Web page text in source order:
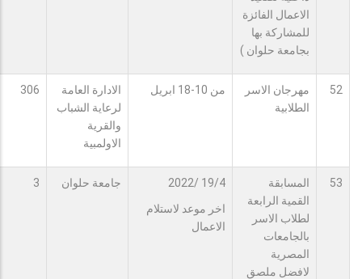
الاعمال الفائزة
للمشاركة بها
بجامعة حلوان )
52
مهرجان الاسر
الطلابية
من 10-18 ابريل
الادارة العامة
لرعاية الشباب
والقرية
الاولمبية
306
53
المسابقة
القمية الرابعة
لطلاب الاسر
بالجامعات
المصرية
لافضل ملصق
19/4 /2022
اخر موعد لاستلام
الاعمال
جامعة حلوان 3